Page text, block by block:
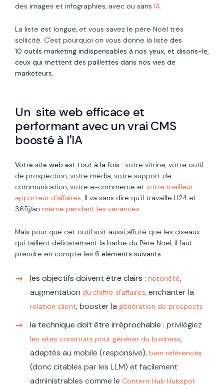
des images et infographies, avec ou sans IA.
La liste est longue, et vous savez le père Noël très
sollicité. C'est pourquoi on vous donne la liste des
10 outils marketing indispensables à nos yeux, et disons-le,
ceux qui mettent des paillettes dans nos vies de
marketeurs.
Un site web efficace et
performant avec un vrai CMS
boosté à l'IA
Votre site web est tout à la fois : votre vitrine, votre outil
de prospection, votre média, votre support de
communication, votre e-commerce et votre meilleur
apporteur d'affaires. Il va sans dire qu'il travaille H24 et
365j/an même pendant les vacances.
Mais pour que cet outil soit aussi affuté que les ciseaux
qui taillent délicatement la barbe du Père Noël, il faut
prendre en compte les 6 éléments suivants :
les objectifs doivent être clairs : notoriété,
augmentation du chiffre d'affaires, enchanter la
relation client, booster la génération de prospects
la technique doit être irréprochable : privilégiez
les sites construits pour générer du business,
adaptés au mobile (responsive), bien référencés
(donc citables par les LLM) et facilement
administrables comme le Content Hub Hubspot